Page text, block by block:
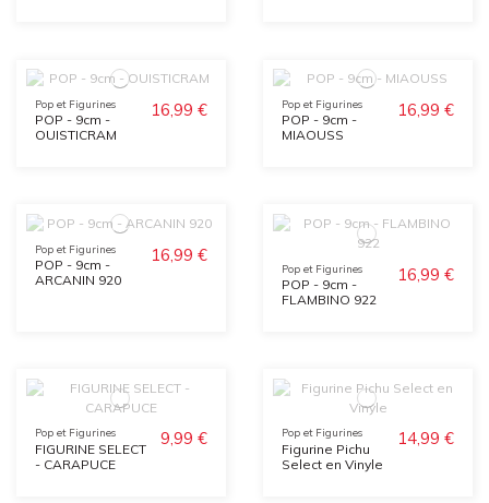
Pop et Figurines
POP - 9cm -
OUISTICRAM
16,99 € Pop et Figurines
POP - 9cm -
MIAOUSS
16,99 €
Pop et Figurines
POP - 9cm -
ARCANIN 920
16,99 €
Pop et Figurines
POP - 9cm -
FLAMBINO 922
16,99 €
Pop et Figurines
FIGURINE SELECT
- CARAPUCE
9,99 € Pop et Figurines
Figurine Pichu
Select en Vinyle
14,99 €